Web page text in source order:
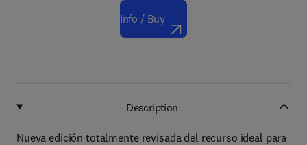
Info / Buy
Description
Nueva edición totalmente revisada del recurso ideal para